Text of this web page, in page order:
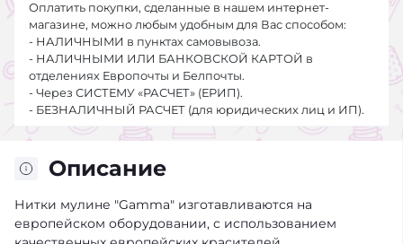
Описание
Нитки мулине "Gamma" изготавливаются на
европейском оборудовании, с использованием
Оплатить покупки, сделанные в нашем интернет-
магазине, можно любым удобным для Вас способом:
- НАЛИЧНЫМИ в пунктах самовывоза.
- НАЛИЧНЫМИ ИЛИ БАНКОВСКОЙ КАРТОЙ в
отделениях Европочты и Белпочты.
- Через СИСТЕМУ «РАСЧЕТ» (ЕРИП).
- БЕЗНАЛИЧНЫЙ РАСЧЕТ (для юридических лиц и ИП).